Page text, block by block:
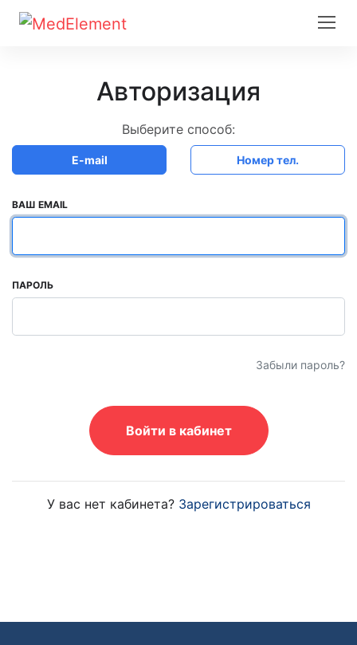
Авторизация
Выберите способ:
E-mail Номер тел.
ВАШ EMAIL
ПАРОЛЬ
Забыли пароль?
Войти в кабинет
У вас нет кабинета? Зарегистрироваться